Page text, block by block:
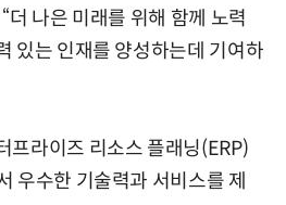
더 나은 미래를 위해 함께 노력
있는 인재를 양성하는데 기여하
프라이즈 리소스 플래닝(ERP)
우수한 기술력과 서비스를 제